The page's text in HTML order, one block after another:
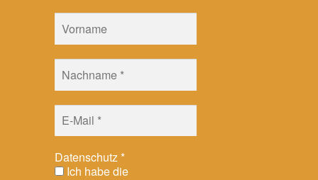
Datenschutz*
Ich habe die